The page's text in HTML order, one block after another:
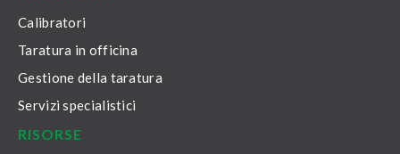
Calibratori
Taratura in officina
Gestione della taratura
Servizi specialistici
RISORSE